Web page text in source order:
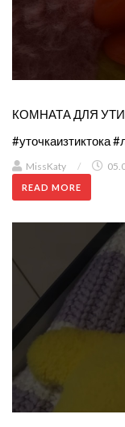
КОМНАТА ДЛЯ УТИ
#уточкаизтиктока
MissKaty /
READ MORE